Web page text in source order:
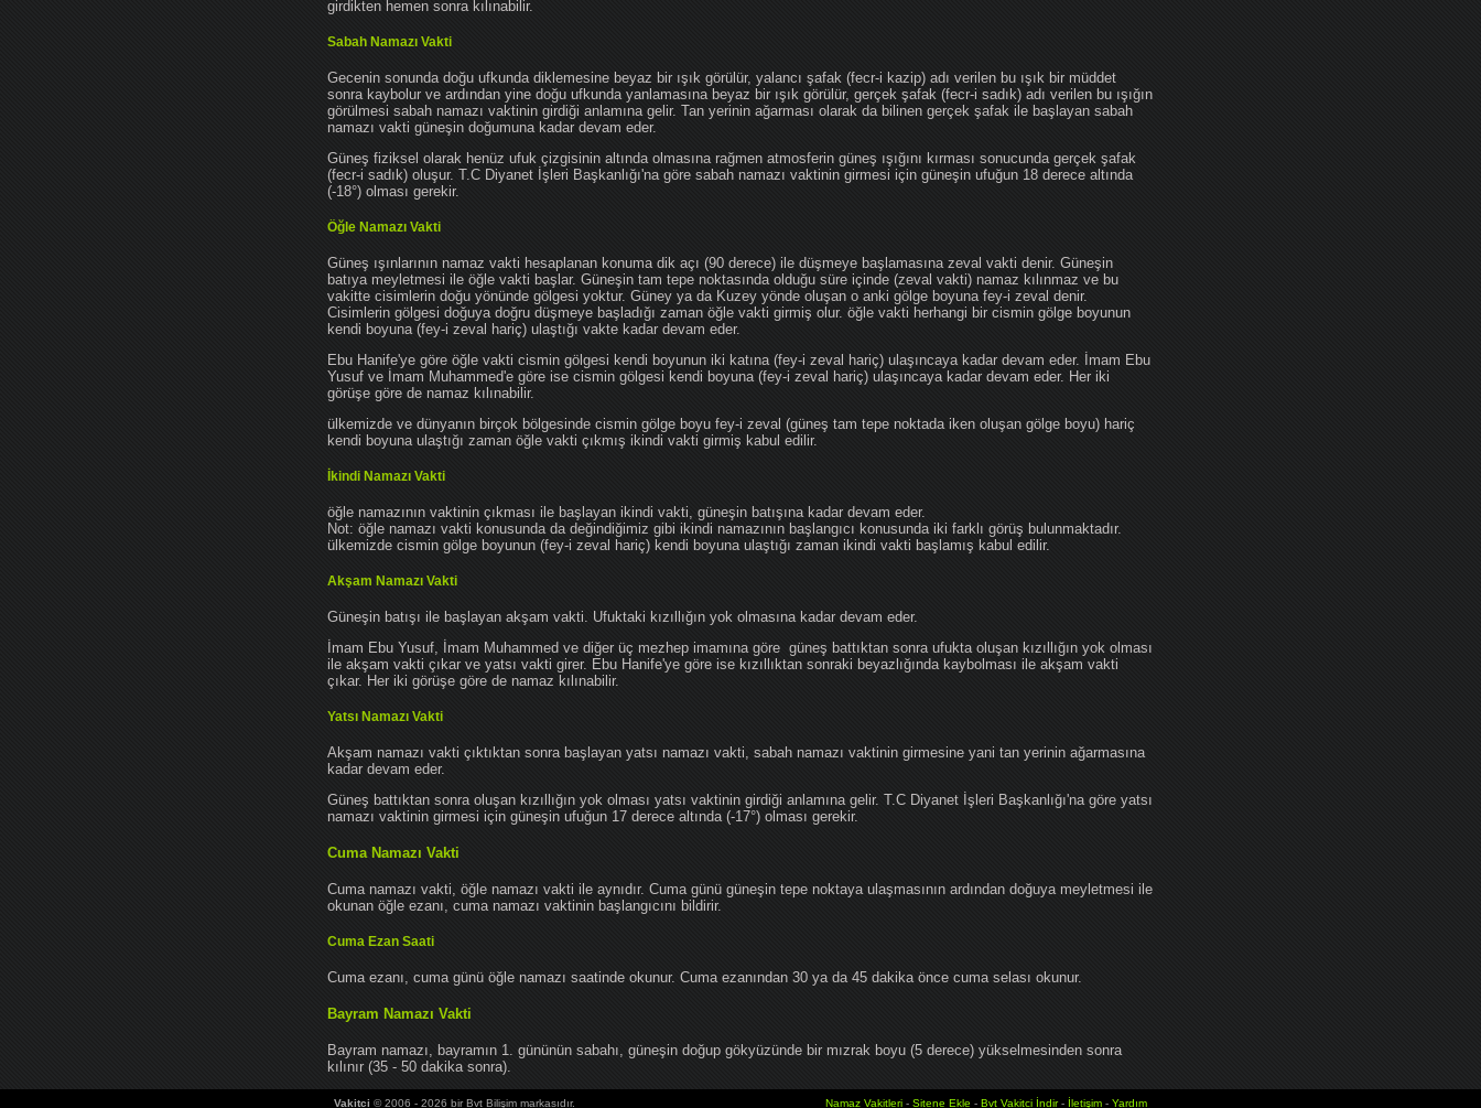
girdikten hemen sonra kılınabilir.
Sabah Namazı Vakti
Gecenin sonunda doğu ufkunda diklemesine beyaz bir ışık görülür, yalancı şafak (fecr-i kazip) adı verilen bu ışık bir müddet
sonra kaybolur ve ardından yine doğu ufkunda yanlamasına beyaz bir ışık görülür, gerçek şafak (fecr-i sadık) adı verilen bu ışığın
görülmesi sabah namazı vaktinin girdiği anlamına gelir. Tan yerinin ağarması olarak da bilinen gerçek şafak ile başlayan sabah
namazı vakti güneşin doğumuna kadar devam eder.
Güneş fiziksel olarak henüz ufuk çizgisinin altında olmasına rağmen atmosferin güneş ışığını kırması sonucunda gerçek şafak
(fecr-i sadık) oluşur. T.C Diyanet İşleri Başkanlığı'na göre sabah namazı vaktinin girmesi için güneşin ufuğun 18 derece altında
(-18°) olması gerekir.
Öğle Namazı Vakti
Güneş ışınlarının namaz vakti hesaplanan konuma dik açı (90 derece) ile düşmeye başlamasına zeval vakti denir. Güneşin
batıya meyletmesi ile öğle vakti başlar. Güneşin tam tepe noktasında olduğu süre içinde (zeval vakti) namaz kılınmaz ve bu
vakitte cisimlerin doğu yönünde gölgesi yoktur. Güney ya da Kuzey yönde oluşan o anki gölge boyuna fey-i zeval denir.
Cisimlerin gölgesi doğuya doğru düşmeye başladığı zaman öğle vakti girmiş olur. öğle vakti herhangi bir cismin gölge boyunun
kendi boyuna (fey-i zeval hariç) ulaştığı vakte kadar devam eder.
Ebu Hanife'ye göre öğle vakti cismin gölgesi kendi boyunun iki katına (fey-i zeval hariç) ulaşıncaya kadar devam eder. İmam Ebu
Yusuf ve İmam Muhammed'e göre ise cismin gölgesi kendi boyuna (fey-i zeval hariç) ulaşıncaya kadar devam eder. Her iki
görüşe göre de namaz kılınabilir.
ülkemizde ve dünyanın birçok bölgesinde cismin gölge boyu fey-i zeval (güneş tam tepe noktada iken oluşan gölge boyu) hariç
kendi boyuna ulaştığı zaman öğle vakti çıkmış ikindi vakti girmiş kabul edilir.
İkindi Namazı Vakti
öğle namazının vaktinin çıkması ile başlayan ikindi vakti, güneşin batışına kadar devam eder.
Not: öğle namazı vakti konusunda da değindiğimiz gibi ikindi namazının başlangıcı konusunda iki farklı görüş bulunmaktadır.
ülkemizde cismin gölge boyunun (fey-i zeval hariç) kendi boyuna ulaştığı zaman ikindi vakti başlamış kabul edilir.
Akşam Namazı Vakti
Güneşin batışı ile başlayan akşam vakti. Ufuktaki kızıllığın yok olmasına kadar devam eder.
İmam Ebu Yusuf, İmam Muhammed ve diğer üç mezhep imamına göre güneş battıktan sonra ufukta oluşan kızıllığın yok olması
ile akşam vakti çıkar ve yatsı vakti girer. Ebu Hanife'ye göre ise kızıllıktan sonraki beyazlığında kaybolması ile akşam vakti
çıkar. Her iki görüşe göre de namaz kılınabilir.
Yatsı Namazı Vakti
Akşam namazı vakti çıktıktan sonra başlayan yatsı namazı vakti, sabah namazı vaktinin girmesine yani tan yerinin ağarmasına
kadar devam eder.
Güneş battıktan sonra oluşan kızıllığın yok olması yatsı vaktinin girdiği anlamına gelir. T.C Diyanet İşleri Başkanlığı'na göre yatsı
namazı vaktinin girmesi için güneşin ufuğun 17 derece altında (-17°) olması gerekir.
Cuma Namazı Vakti
Cuma namazı vakti, öğle namazı vakti ile aynıdır. Cuma günü güneşin tepe noktaya ulaşmasının ardından doğuya meyletmesi ile
okunan öğle ezanı, cuma namazı vaktinin başlangıcını bildirir.
Cuma Ezan Saati
Cuma ezanı, cuma günü öğle namazı saatinde okunur. Cuma ezanından 30 ya da 45 dakika önce cuma selası okunur.
Bayram Namazı Vakti
Bayram namazı, bayramın 1. gününün sabahı, güneşin doğup gökyüzünde bir mızrak boyu (5 derece) yükselmesinden sonra
kılınır (35 - 50 dakika sonra).
Vakitci © 2006 - 2026 bir Bvt Bilişim markasıdır. Namaz Vakitleri - Sitene Ekle - Bvt Vakitci İndir- İletişim - Yardım